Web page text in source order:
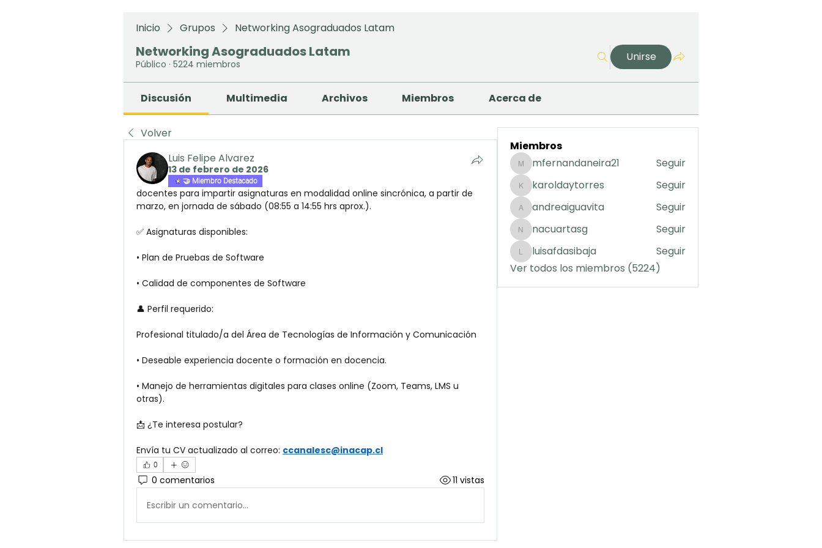
Inicio Grupos Networking Asograduados Latam
Networking Asograduados Latam
Público · 5224 miembros
Unirse
Discusión Multimedia Archivos Miembros Acerca de
Volver
Luis Felipe Alvarez
13 de febrero de 2026
🤝 Miembro Destacado
docentes para impartir asignaturas en modalidad online sincrónica, a partir de
marzo, en jornada de sábado (08:55 a 14:55 hrs aprox.).
✅ Asignaturas disponibles:
• Plan de Pruebas de Software
• Calidad de componentes de Software
👤 Perfil requerido:
Profesional titulado/a del Área de Tecnologías de Información y Comunicación
• Deseable experiencia docente o formación en docencia.
• Manejo de herramientas digitales para clases online (Zoom, Teams, LMS u
otras).
📩 ¿Te interesa postular?
Envía tu CV actualizado al correo: ccanalesc@inacap.cl
0
0 comentarios 11 vistas
Escribir un comentario...
Miembros
mfernandaneira21
mfernandaneira21 Seguir
karoldaytorres
karoldaytorres Seguir
andreaiguavita
andreaiguavita Seguir
nacuartasg
nacuartasg Seguir
luisafdasibaja
luisafdasibaja
Seguir
Ver todos los miembros (5224)